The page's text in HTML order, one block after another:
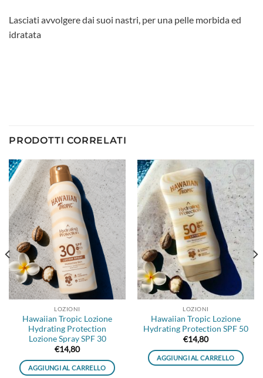
Lasciati avvolgere dai suoi nastri, per una pelle morbida ed
idratata
PRODOTTI CORRELATI
Aggiungi
alla lista
dei
desideri
LOZIONI
Hawaiian Tropic Lozione
Hydrating Protection
Lozione Spray SPF 30
€14,80
AGGIUNGI AL CARRELLO
Aggiungi
alla lista
dei
desideri
LOZIONI
Hawaiian Tropic Lozione
Hydrating Protection SPF 50
€14,80
AGGIUNGI AL CARRELLO